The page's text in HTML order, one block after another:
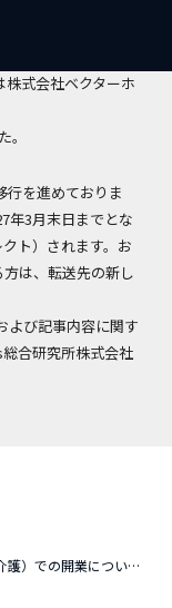
】
式会社ベクターホ
。
行を進めておりま
年3月末日までとな
ト）されます。お
は、転送先の新し
よび記事内容に関す
合研究所株式会社
デイサービス（通所介護）での開業について解説